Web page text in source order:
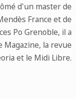
d'un master de
France et de
Po Grenoble, il a
la revue
et le Midi Libre.